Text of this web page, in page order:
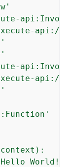
api:/
api:/